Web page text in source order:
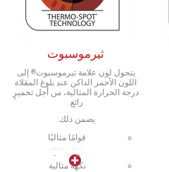
ثيرموسبوت
يتحول لون علامة ثيرموسبوت® إلى
اللون الأحمر الداكن عند بلوغ المقلاة
درجة الحرارة المثالية، من أجل تحميرٍ
رائع.
يضمن ذلك:
قوامًا مثاليًا
لونًا مثاليًا
نكهة مثالية